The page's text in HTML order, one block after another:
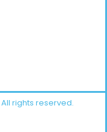
All rights reserved.